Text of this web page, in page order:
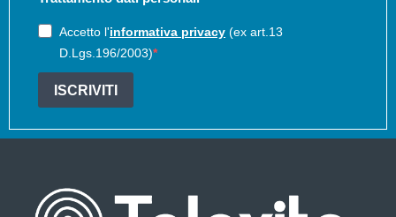
Accetto l'informativa privacy (ex art.13
D.Lgs.196/2003)
ISCRIVITI